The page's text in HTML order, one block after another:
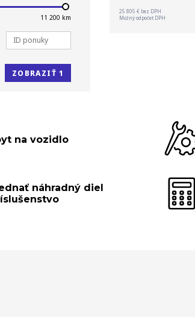
ZOBRAZIŤ 1
25 805 € bez DPH
Možný odpočet DPH
na vozidlo
náhradný diel